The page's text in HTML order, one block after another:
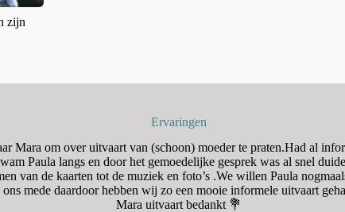
zijn
Ervaringen
Mara om over uitvaart van (schoon) moeder te praten.Had al
Paula langs en door het gemoedelijke gesprek was al snel
van de kaarten tot de muziek en foto’s .We willen Paula
ons mede daardoor hebben wij zo een mooie informele uitvaart
Mara uitvaart bedankt 💐